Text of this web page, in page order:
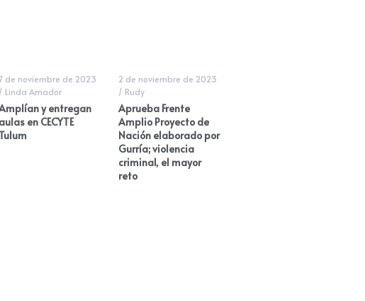
de noviembre de 2023
/ Linda Amador
y entregan
aulas en CECYTE
Tulum
2 de noviembre de 2023
/ Rudy
Aprueba Frente
Amplio Proyecto de
Nación elaborado por
Gurría; violencia
criminal, el mayor
reto